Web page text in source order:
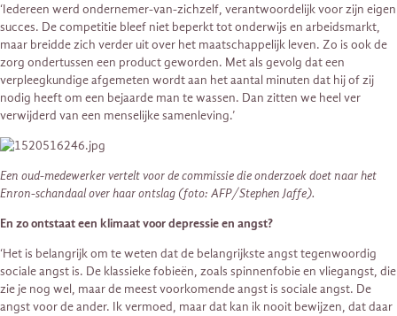
‘Iedereen werd ondernemer-van-zichzelf, verantwoordelijk voor zijn eigen
succes. De competitie bleef niet beperkt tot onderwijs en arbeidsmarkt,
maar breidde zich verder uit over het maatschappelijk leven. Zo is ook de
zorg ondertussen een product geworden. Met als gevolg dat een
verpleegkundige afgemeten wordt aan het aantal minuten dat hij of zij
nodig heeft om een bejaarde man te wassen. Dan zitten we heel ver
verwijderd van een menselijke samenleving.’
Een oud-medewerker vertelt voor de commissie die onderzoek doet naar het
Enron-schandaal over haar ontslag (foto: AFP/Stephen Jaffe).
En zo ontstaat een klimaat voor depressie en angst?
‘Het is belangrijk om te weten dat de belangrijkste angst tegenwoordig
sociale angst is. De klassieke fobieën, zoals spinnenfobie en vliegangst, die
zie je nog wel, maar de meest voorkomende angst is sociale angst. De
angst voor de ander. Ik vermoed, maar dat kan ik nooit bewijzen, dat daar